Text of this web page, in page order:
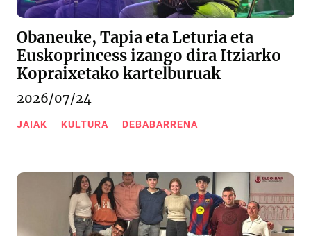
Obaneuke, Tapia eta Leturia eta
Euskoprincess izango dira Itziarko
Kopraixetako kartelburuak
2026/07/24
JAIAK KULTURA DEBABARRENA